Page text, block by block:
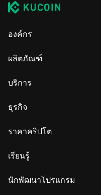
องค์กร
ผลิตภัณฑ์
บริการ
ธุรกิจ
ราคาคริปโต
เรียนรู้
นักพัฒนาโปรแกรม